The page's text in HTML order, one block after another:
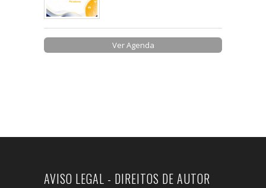
Ver Agenda
AVISO LEGAL - DIREITOS DE AUTOR